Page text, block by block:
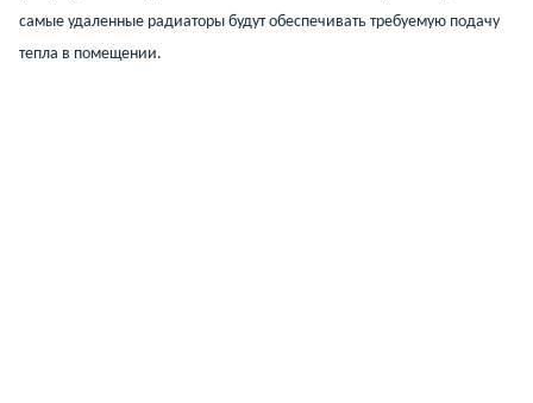
самые удаленные радиаторы будут обеспечивать требуемую подачу
тепла в помещении.